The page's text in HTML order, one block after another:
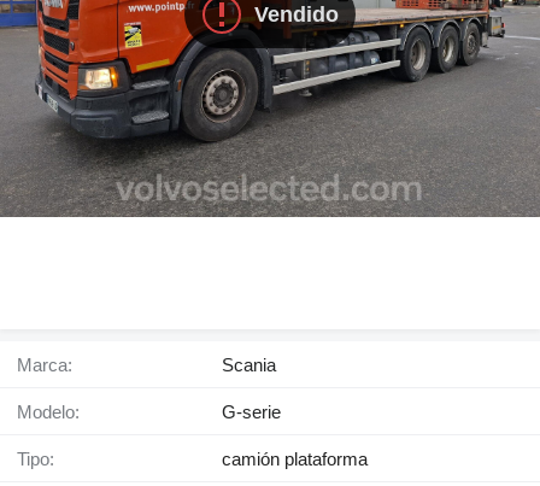
Vendido
Marca: Scania
Modelo: G-serie
Tipo: camión plataforma